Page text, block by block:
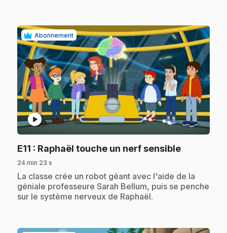
Abonnement
play_circle
E11 : Raphaël touche un nerf sensible.
24 min 23 s
.La classe crée un robot géant avec l'aide de la
géniale professeure Sarah Bellum, puis se penche
sur le système nerveux de Raphaël.